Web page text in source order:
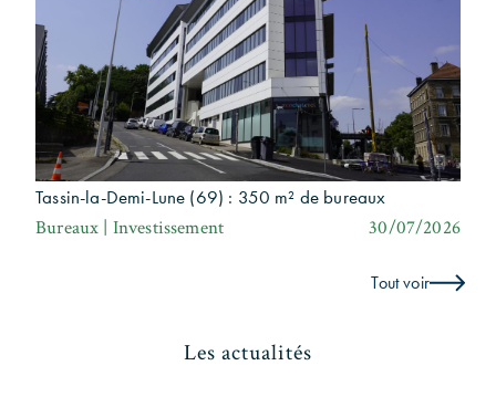
Tassin-la-Demi-Lune (69) : 350 m² de bureaux
Bureaux | Investissement 30/07/2026
Tout voir
Les actualités